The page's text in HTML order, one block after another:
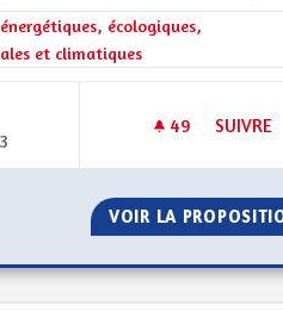
de la catégorie : Les transitions
écologiques,
et climatiques
49 49
SUIVRE
VOIR LA